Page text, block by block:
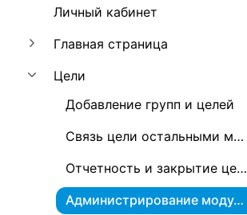
Личный кабинет
Главная страница
Цели
Добавление групп и целей
Связь цели остальными модулями
Отчетность и закрытие цели
Администрирование модуля Цели